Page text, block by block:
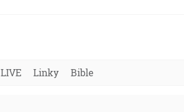
LIVE Linky Bible